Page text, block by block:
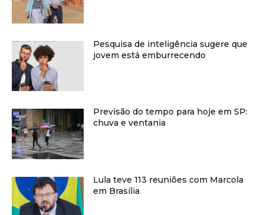
Pesquisa de inteligência sugere que
jovem está emburrecendo
Previsão do tempo para hoje em SP:
chuva e ventania
Lula teve 113 reuniões com Marcola
em Brasília